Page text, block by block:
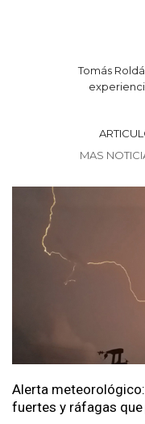
Tomás
MAS
Alerta
fuertes y ráfagas